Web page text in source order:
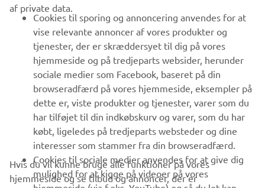
B2B
MERE YAMAHA
SUPPORT
NYHEDSBREV
Vær den første til at få besked om de seneste tilbud, særlige
arrangementer, nye udgivelser og meget mere.
af private data.
Cookies til sporing og annoncering anvendes for at
vise relevante annoncer af vores produkter og
tjenester, der er skræddersyet til dig på vores
hjemmeside og på tredjeparts websider, herunder
sociale medier som Facebook, baseret på din
browseradfærd på vores hjemmeside, eksempler på
dette er, viste produkter og tjenester, varer som du
har tilføjet til din indkøbskurv og varer, som du har
købt, ligeledes på tredjeparts websteder og dine
interesser som stammer fra din browseradfærd.
Cookies til sociale medier anvendes for at give dig
mulighed for at kigge på videoer på vores
Hvis du vil kunne bruge alle funktioner på vores
hjemmeside og se tilbud og annoncer, der er